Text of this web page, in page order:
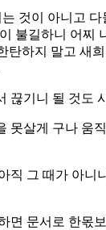
것이 아니고 다
불길하니 어찌
탄하지 말고 새
끊기니 될 것도
못살게 구나 움
직 그 때가 아니
면 문서로 한몫